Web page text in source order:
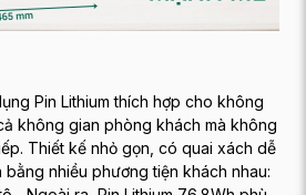
Pin Lithium thích hợp cho không
không gian phòng khách mà không
Thiết kế nhỏ gọn, có quai xách dễ
nhiều phương tiện khách nhau: